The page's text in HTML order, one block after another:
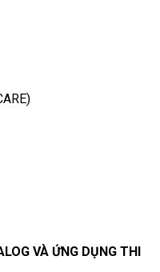
VÀ ỨNG DỤNG THI